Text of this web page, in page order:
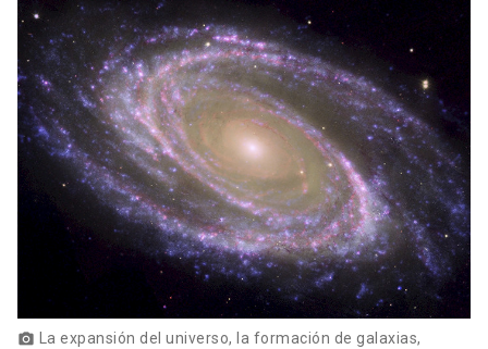
Padres y familia
Vecinos launch
Mi Portal UC launch
Medios Biblioteca launch
Donaciones launch
photo_camera La expansión del universo, la formación de galaxias,